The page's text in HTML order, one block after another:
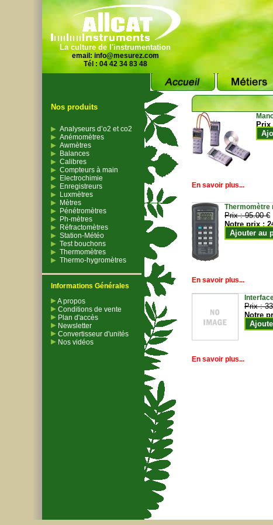
La culture de l'instrumentation
email: info@mesurez.com
Tél : 04 42 34 83 48
Nos produits
Analyseurs d’o2 et co2
Anémomètres
Awmètres
Balances
Calibres
Compteurs à main
Electrochimie
Enregistreurs
Luxmètres
Mètres
Pénétromètres
Ph-mètres
Réfractomètres
Station-Météo
Test bouchons
Thermomètres
Thermo-hygromètres
Informations Générales
A propos
Conditions de vente
Plan d'accès
Newsletter
Convertisseur d'unités
Nos vidéos
En savoir plus...
Thermomètre
Prix :95.00 €
Notre prix :
Ajouter au
En savoir plus...
Prix :
Notre
En savoir plus...